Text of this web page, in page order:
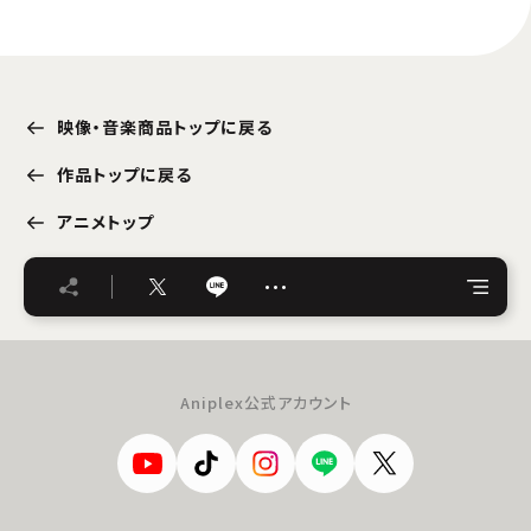
映像・音楽商品トップに戻る
作品トップに戻る
アニメトップ
…
Aniplex公式アカウント